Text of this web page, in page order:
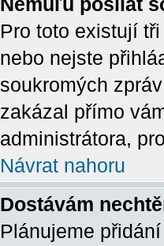
Pro toto existují
nebo nejste
soukromých
zakázal přímo
administrátora,
Návrat nahoru
Dostávám
Plánujeme